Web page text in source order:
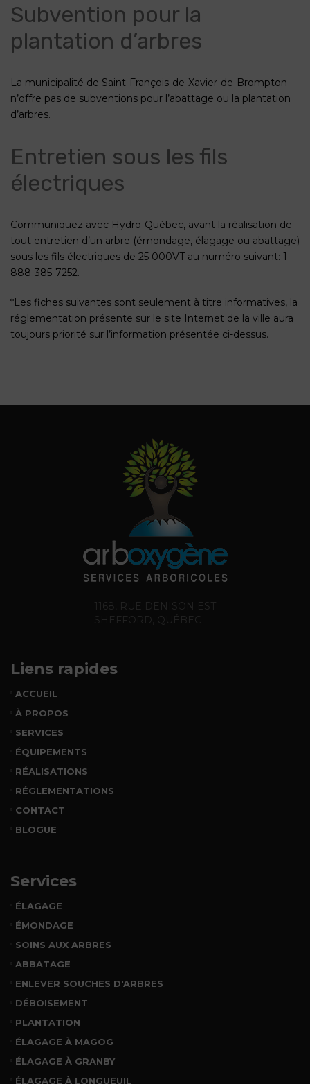
Subvention pour la
plantation d’arbres
La municipalité de Saint-François-de-Xavier-de-Brompton
n’offre pas de subventions pour l’abattage ou la plantation
d’arbres.
Entretien sous les fils
électriques
Communiquez avec Hydro-Québec, avant la réalisation de
tout entretien d’un arbre (émondage, élagage ou abattage)
sous les fils électriques de 25 000VT au numéro suivant: 1-
888-385-7252.
*Les fiches suivantes sont seulement à titre informatives, la
réglementation présente sur le site Internet de la ville aura
toujours priorité sur l’information présentée ci-dessus.
1168, RUE DENISON EST
SHEFFORD, QUÉBEC
Liens rapides
ACCUEIL
À PROPOS
SERVICES
ÉQUIPEMENTS
RÉALISATIONS
RÉGLEMENTATIONS
CONTACT
BLOGUE
Services
ÉLAGAGE
ÉMONDAGE
SOINS AUX ARBRES
ABBATAGE
ENLEVER SOUCHES D'ARBRES
DÉBOISEMENT
PLANTATION
ÉLAGAGE À MAGOG
ÉLAGAGE À GRANBY
ÉLAGAGE À LONGUEUIL